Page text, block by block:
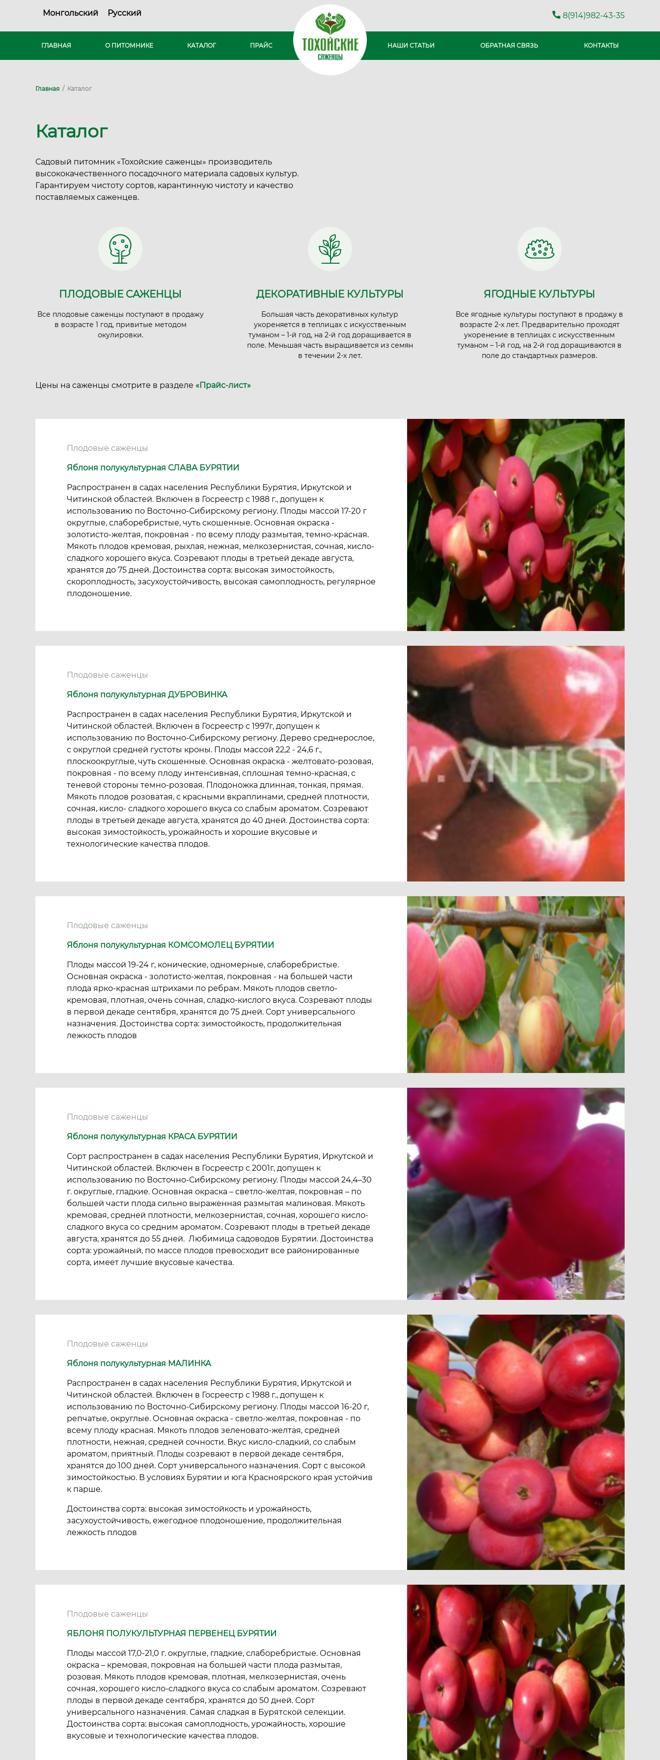
Монгольский Русский 8(914)982-43-35
ГЛАВНАЯ О ПИТОМНИКЕ КАТАЛОГ ПРАЙС НАШИ СТАТЬИ ОБРАТНАЯ СВЯЗЬ КОНТАКТЫ
Главная / Каталог
Каталог
Садовый питомник «Тохойские саженцы» производитель
высококачественного посадочного материала садовых культур.
Гарантируем чистоту сортов, карантинную чистоту и качество
поставляемых саженцев.
ПЛОДОВЫЕ САЖЕНЦЫ
Все плодовые саженцы поступают в продажу
в возрасте 1 год, привитые методом
окулировки.
ДЕКОРАТИВНЫЕ КУЛЬТУРЫ
Большая часть декоративных культур
укореняется в теплицах с искусственным
туманом – 1-й год, на 2-й год доращивается в
поле. Меньшая часть выращивается из семян
в течении 2-х лет.
ЯГОДНЫЕ КУЛЬТУРЫ
Все ягодные культуры поступают в продажу в
возрасте 2-х лет. Предварительно проходят
укоренение в теплицах с искусственным
туманом – 1-й год, на 2-й год доращиваются в
поле до стандартных размеров.
Цены на саженцы смотрите в разделе «Прайс-лист»
Плодовые саженцы
Яблоня полукультурная СЛАВА БУРЯТИИ
Распространен в садах населения Республики Бурятия, Иркутской и
Читинской областей. Включен в Госреестр с 1988 г., допущен к
использованию по Восточно-Сибирскому региону. Плоды массой 17-20 г
округлые, слаборебристые, чуть скошенные. Основная окраска -
золотисто-желтая, покровная - по всему плоду размытая, темно-красная.
Мякоть плодов кремовая, рыхлая, нежная, мелкозернистая, сочная, кисло-
сладкого хорошего вкуса. Созревают плоды в третьей декаде августа,
хранятся до 75 дней. Достоинства сорта: высокая зимостойкость,
скороплодность, засухоустойчивость, высокая самоплодность, регулярное
плодоношение.
Плодовые саженцы
Яблоня полукультурная ДУБРОВИНКА
Распространен в садах населения Республики Бурятия, Иркутской и
Читинской областей. Включен в Госреестр с 1997г, допущен к
использованию по Восточно-Сибирскому региону. Дерево среднерослое,
с округлой средней густоты кроны. Плоды массой 22,2 - 24,6 г.,
плоскоокруглые, чуть скошенные. Основная окраска - желтовато-розовая,
покровная - по всему плоду интенсивная, сплошная темно-красная, с
теневой стороны темно-розовая. Плодоножка длинная, тонкая, прямая.
Мякоть плодов розоватая, с красными вкраплинами, средней плотности,
сочная, кисло- сладкого хорошего вкуса со слабым ароматом. Созревают
плоды в третьей декаде августа, хранятся до 40 дней. Достоинства сорта:
высокая зимостойкость, урожайность и хорошие вкусовые и
технологические качества плодов.
Плодовые саженцы
Яблоня полукультурная КОМСОМОЛЕЦ БУРЯТИИ
Плоды массой 19-24 г, конические, одномерные, слаборебристые.
Основная окраска - золотисто-желтая, покровная - на большей части
плода ярко-красная штрихами по ребрам. Мякоть плодов светло-
кремовая, плотная, очень сочная, сладко-кислого вкуса. Созревают плоды
в первой декаде сентября, хранятся до 75 дней. Сорт универсального
назначения. Достоинства сорта: зимостойкость, продолжительная
лежкость плодов
Плодовые саженцы
Яблоня полукультурная КРАСА БУРЯТИИ
Сорт распространен в садах населения Республики Бурятия, Иркутской и
Читинской областей. Включен в Госреестр с 2001г, допущен к
использованию по Восточно-Сибирскому региону. Плоды массой 24,4–30
г. округлые, гладкие. Основная окраска – светло-желтая, покровная – по
большей части плода сильно выраженная размытая малиновая. Мякоть
кремовая, средней плотности, мелкозернистая, сочная, хорошего кисло-
сладкого вкуса со средним ароматом. Созревают плоды в третьей декаде
августа, хранятся до 55 дней. Любимица садоводов Бурятии. Достоинства
сорта: урожайный, по массе плодов превосходит все районированные
сорта, имеет лучшие вкусовые качества.
Плодовые саженцы
Яблоня полукультурная МАЛИНКА
Распространен в садах населения Республики Бурятия, Иркутской и
Читинской областей. Включен в Госреестр с 1988 г., допущен к
использованию по Восточно-Сибирскому региону. Плоды массой 16-20 г,
репчатые, округлые. Основная окраска - светло-желтая, покровная - по
всему плоду красная. Мякоть плодов зеленовато-желтая, средней
плотности, нежная, средней сочности. Вкус кисло-сладкий, со слабым
ароматом, приятный. Плоды созревают в первой декаде сентября,
хранятся до 100 дней. Сорт универсального назначения. Сорт с высокой
зимостойкостью. В условиях Бурятии и юга Красноярского края устойчив
к парше.
Достоинства сорта: высокая зимостойкость и урожайность,
засухоустойчивость, ежегодное плодоношение, продолжительная
лежкость плодов
Плодовые саженцы
ЯБЛОНЯ ПОЛУКУЛЬТУРНАЯ ПЕРВЕНЕЦ БУРЯТИИ
Плоды массой 17,0-21,0 г. округлые, гладкие, слаборебристые. Основная
окраска – кремовая, покровная на большей части плода размытая,
розовая. Мякоть плодов кремовая, плотная, мелкозернистая, очень
сочная, хорошего кисло-сладкого вкуса со слабым ароматом. Созревают
плоды в первой декаде сентября, хранятся до 50 дней. Сорт
универсального назначения. Самая сладкая в Бурятской селекции.
Достоинства сорта: высокая самоплодность, урожайность, хорошие
вкусовые и технологические качества плодов.